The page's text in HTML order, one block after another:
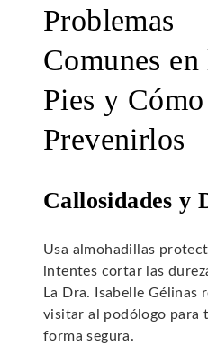
Problemas
Comunes en
Pies y Cómo
Prevenirlos
Callosidades y
Usa almohadillas
intentes cortar las
La Dra. Isabelle Gélinas
visitar al podólogo para
forma segura.